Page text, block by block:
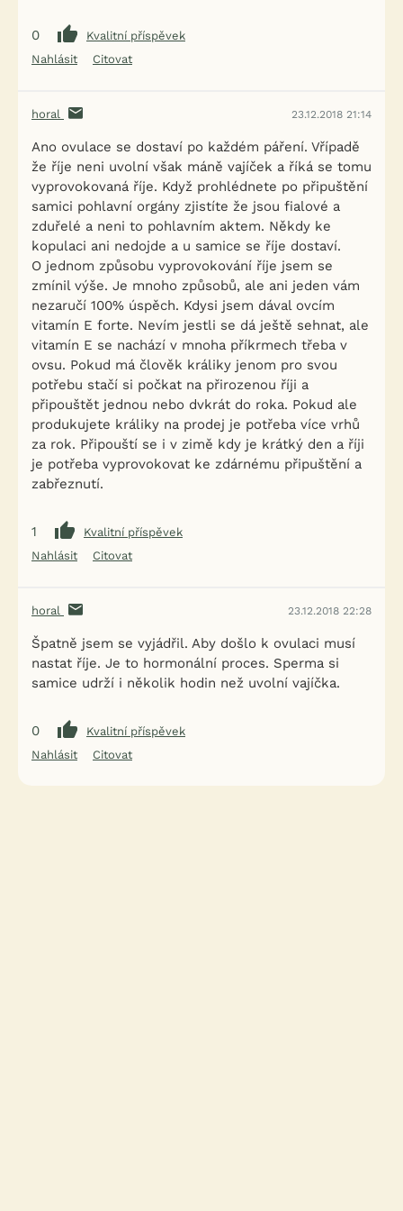
0
Kvalitní příspěvek
Nahlásit
Citovat
horal 23.12.2018 21:14
Ano ovulace se dostaví po každém páření. Vřípadě
že říje neni uvolní však máně vajíček a říká se tomu
vyprovokovaná říje. Když prohlédnete po připuštění
samici pohlavní orgány zjistíte že jsou fialové a
zduřelé a neni to pohlavním aktem. Někdy ke
kopulaci ani nedojde a u samice se říje dostaví.
O jednom způsobu vyprovokování říje jsem se
zmínil výše. Je mnoho způsobů, ale ani jeden vám
nezaručí 100% úspěch. Kdysi jsem dával ovcím
vitamín E forte. Nevím jestli se dá ještě sehnat, ale
vitamín E se nachází v mnoha příkrmech třeba v
ovsu. Pokud má člověk králiky jenom pro svou
potřebu stačí si počkat na přirozenou říji a
připouštět jednou nebo dvkrát do roka. Pokud ale
produkujete králiky na prodej je potřeba více vrhů
za rok. Připouští se i v zimě kdy je krátký den a říji
je potřeba vyprovokovat ke zdárnému připuštění a
zabřeznutí.
1
Kvalitní příspěvek
Nahlásit
Citovat
horal 23.12.2018 22:28
Špatně jsem se vyjádřil. Aby došlo k ovulaci musí
nastat říje. Je to hormonální proces. Sperma si
samice udrží i několik hodin než uvolní vajíčka.
0
Kvalitní příspěvek
Nahlásit
Citovat